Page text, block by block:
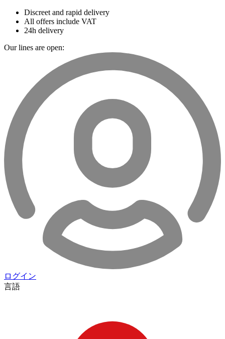
Discreet and rapid delivery
All offers include VAT
24h delivery
Our lines are open:
ログイン
言語